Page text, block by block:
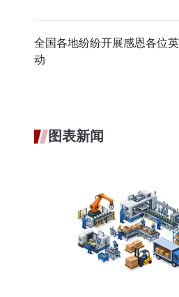
全国各地纷纷开展感恩各位
动
图表新闻